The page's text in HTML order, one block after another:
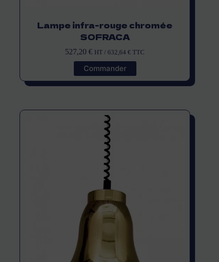
Lampe infra-rouge chromée
SOFRACA
527,20€ HT /632,64€ TTC
Commander